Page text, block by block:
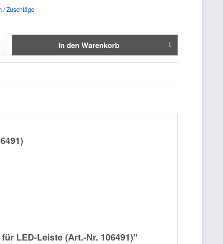
/ Zuschläge
In denWarenkorb
LED-Leiste (Art.-Nr. 106491)"